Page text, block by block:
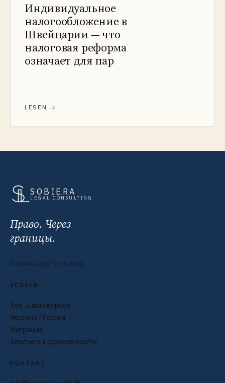
Индивидуальное
налогообложение в
Швейцарии — что
налоговая реформа
означает для пар
LESEN →
SOBIERA
LEGAL CONSULTING
Право. Через
границы.
Sobiera Legal Consulting
УСЛУГИ
Хоз. и договорное
Украина / Россия
Миграция
Апостиль и доверенности
КОНТАКТ